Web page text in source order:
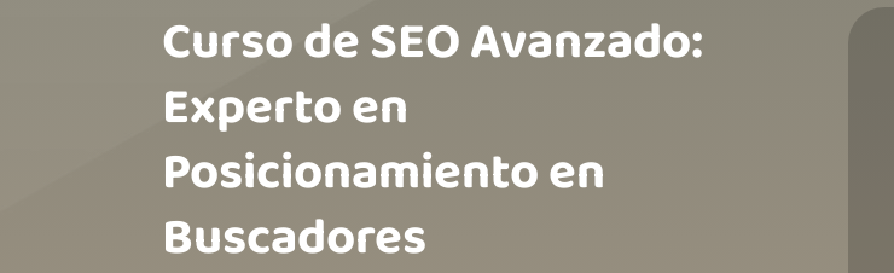
Curso de SEO Avanzado:
Experto en
Posicionamiento en
Buscadores